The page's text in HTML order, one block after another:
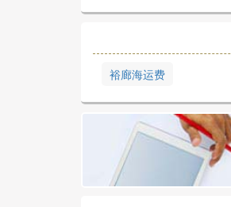
裕廊海运费